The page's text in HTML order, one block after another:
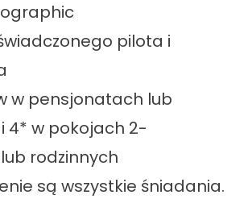
pilota i
w pensjonatach lub
4* w pokojach 2-
rodzinnych
są wszystkie śniadania.